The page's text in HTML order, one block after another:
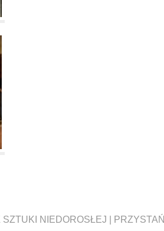
SZTUKI NIEDOROSŁEJ | PRZYSTAŃ